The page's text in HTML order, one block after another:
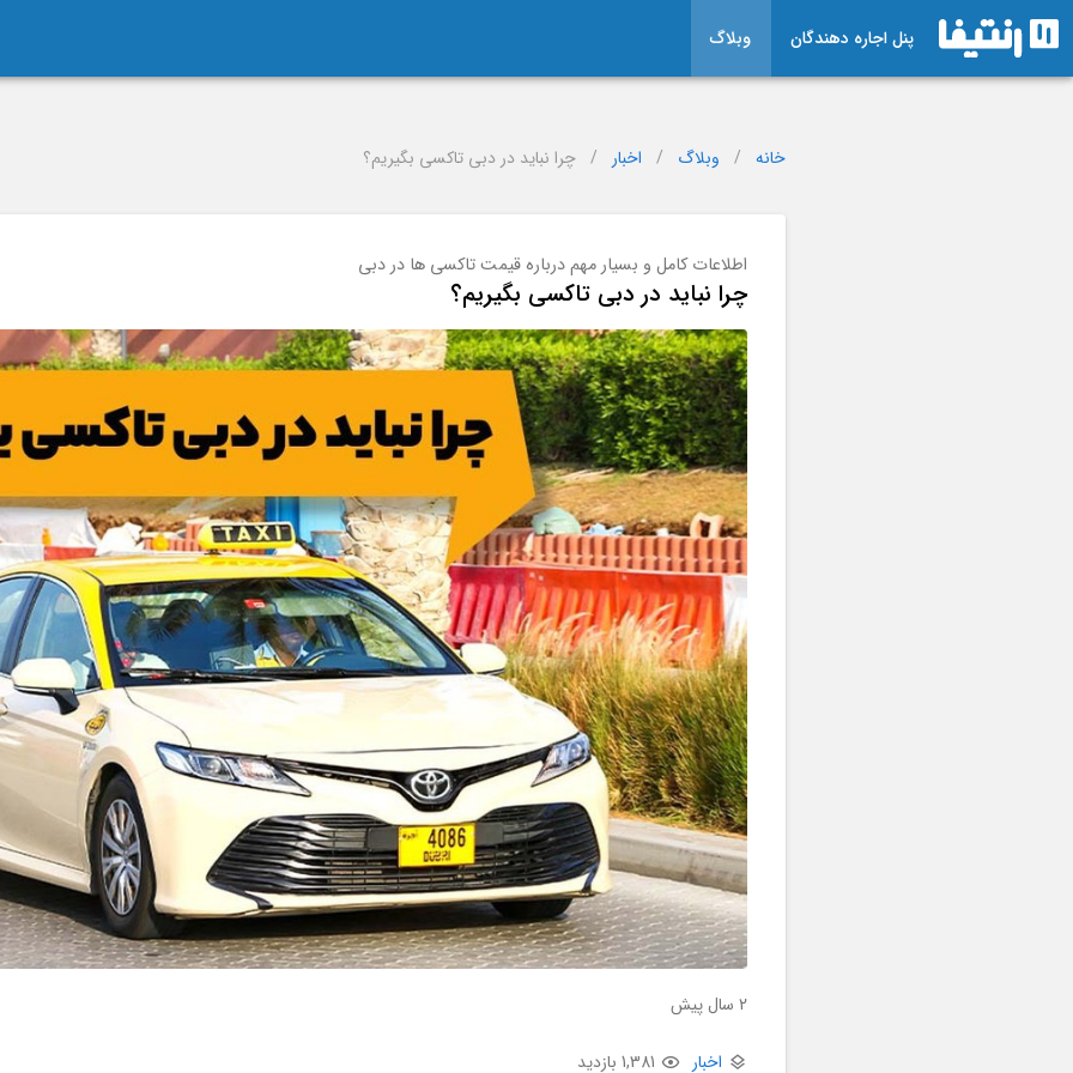
پنل اجاره دهندگان وبلاگ
خانه / وبلاگ / اخبار / چرا نباید در دبی تاکسی بگیریم؟
اطلاعات کامل و بسیار مهم درباره قیمت تاکسی ها در دبی
چرا نباید در دبی تاکسی بگیریم؟
2 سال پیش
اخبار 1,381 بازدید